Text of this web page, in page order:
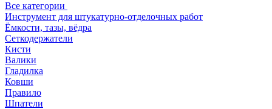
Все категории
Инструмент для штукатурно-отделочных работ
Ёмкости, тазы, вёдра
Сеткодержатели
Кисти
Валики
Гладилка
Ковши
Правило
Шпатели